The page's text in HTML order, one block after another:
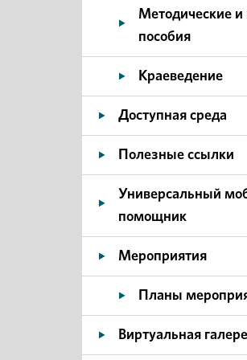
Методические
пособия
Краеведение
Доступная среда
Полезные ссылки
Универсальный
помощник
Мероприятия
Планы
Виртуальная